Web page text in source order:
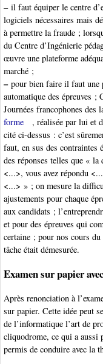
–il faut équiper le centre
logiciels nécessaires mais
à permettre la fraude ;
du Centre d’Ingénierie
œuvre une plateforme
marché ;
–pour bien faire il faut une
automatique des épreuves ;
Journées francophones
forme
, réalisée par lui et
cité ci-dessus : c’est
faut, en sus des contraintes
des réponses telles que «
<...>, vous avez répondu
<...> » ; on mesure la
ajustements pour chaque
aux candidats ;
et pour des épreuves qui
certaine ; pour nos cours
tâche était démesurée.
Examen sur papier
Après renonciation à
sur papier. Cette idée peut
de l’informatique l’art de
cliquodrome, ce qui a aussi
permis de conduire avec la